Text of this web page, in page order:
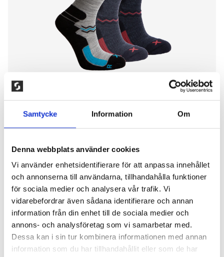
Samtycke Information Om
Denna webbplats använder cookies
Vi använder enhetsidentifierare för att anpassa innehållet
och annonserna till användarna, tillhandahålla funktioner
för sociala medier och analysera vår trafik. Vi
vidarebefordrar även sådana identifierare och annan
information från din enhet till de sociala medier och
annons- och analysföretag som vi samarbetar med.
Dessa kan i sin tur kombinera informationen med annan
information som du har tillhandahållit eller som de har
3-PACK TRÄNINGSSTRUMPA I
MERINOULL
200,00kr
En teknisk träningsstrumpa i mjuk och slitstark
merinoull – perfekt för både högintensiv träning och
längre pass. Merinoullen reglerar temperaturen,